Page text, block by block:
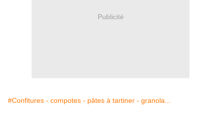
Publicité
#Confitures - compotes - pâtes à tartiner - granola...